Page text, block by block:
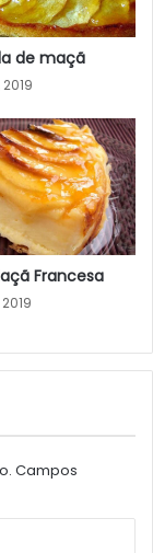
de maçã
Francesa
Campos